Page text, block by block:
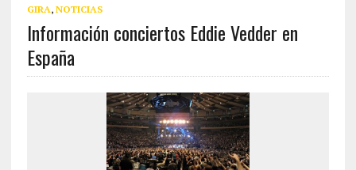
GIRA, NOTICIAS
Información conciertos Eddie Vedder en
España